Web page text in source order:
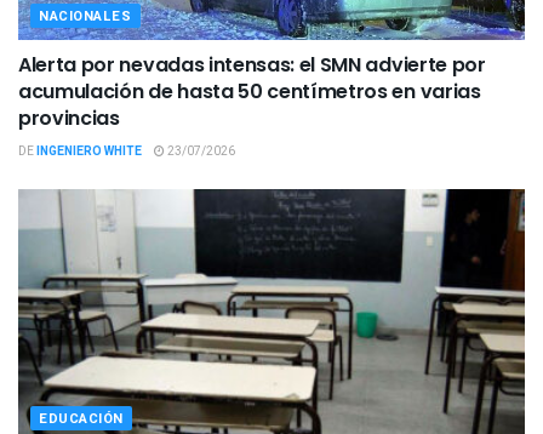
NACIONALES
Alerta por nevadas intensas: el SMN advierte por
acumulación de hasta 50 centímetros en varias
provincias
DEINGENIERO WHITE 23/07/2026
EDUCACIÓN